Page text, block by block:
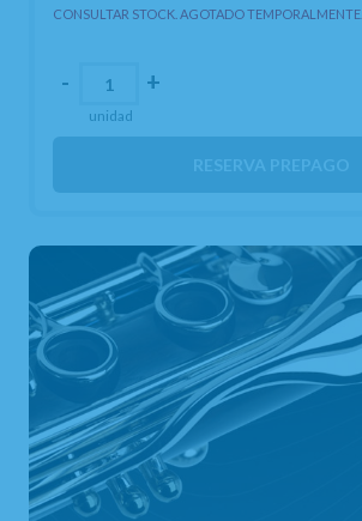
CONSULTAR STOCK. AGOTADO TEMPORALMENTE.
- +
unidad
RESERVA PREPAGO